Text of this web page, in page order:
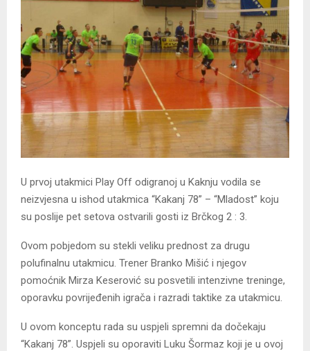
U prvoj utakmici Play Off odigranoj u Kaknju vodila se
neizvjesna u ishod utakmica “Kakanj 78” – “Mladost” koju
su poslije pet setova ostvarili gosti iz Brčkog 2 : 3.
Ovom pobjedom su stekli veliku prednost za drugu
polufinalnu utakmicu. Trener Branko Mišić i njegov
pomoćnik Mirza Keserović su posvetili intenzivne treninge,
oporavku povrijeđenih igrača i razradi taktike za utakmicu.
U ovom konceptu rada su uspjeli spremni da dočekaju
“Kakanj 78”. Uspjeli su oporaviti Luku Šormaz koji je u ovoj